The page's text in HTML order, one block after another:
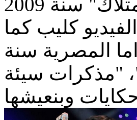
كليب كما
المصرية سنة
"مذكرات سيئة